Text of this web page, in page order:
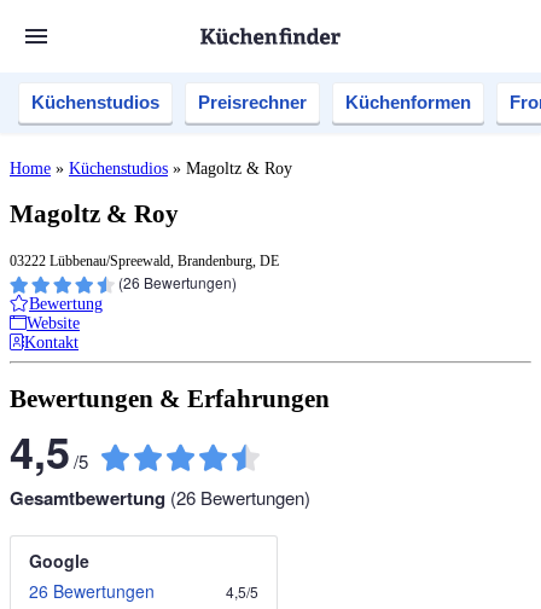
Küchenstudios Preisrechner Küchenformen
Home » Küchenstudios » Magoltz & Roy
Magoltz & Roy
03222 Lübbenau/Spreewald, Brandenburg, DE
(26 Bewertungen)
Bewertung
Website
Kontakt
Bewertungen & Erfahrungen
4,5/5
Gesamtbewertung (26 Bewertungen)
Google
26 Bewertungen
4,5/5